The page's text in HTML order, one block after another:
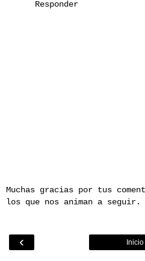
Responder
Muchas gracias por tus
los que nos animan a seguir.
‹ Inicio